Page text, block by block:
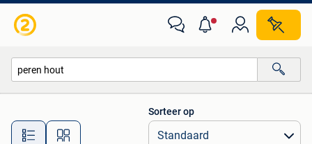
Alle afstanden…
Sorteer op